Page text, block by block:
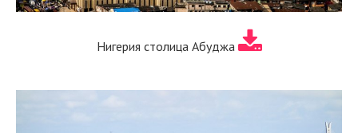
Нигерия столица Абуджа